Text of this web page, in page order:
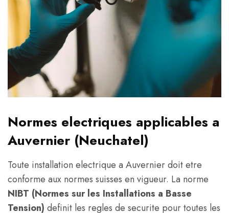
Normes electriques applicables a
Auvernier (Neuchatel)
Toute installation electrique a Auvernier doit etre
conforme aux normes suisses en vigueur. La norme
NIBT (Normes sur les Installations a Basse
Tension) definit les regles de securite pour toutes les